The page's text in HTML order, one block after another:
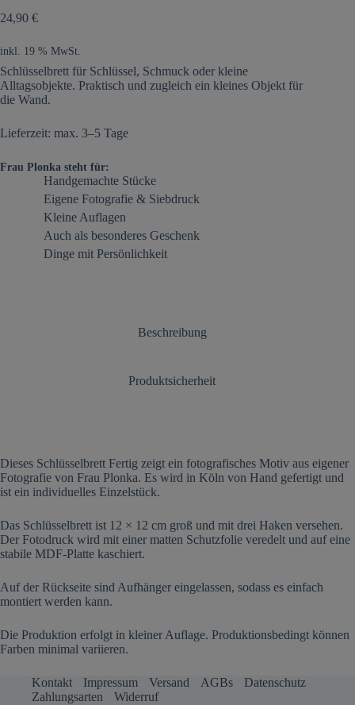
24,90 €
inkl. 19 % MwSt.
Schlüsselbrett für Schlüssel, Schmuck oder kleine
Alltagsobjekte. Praktisch und zugleich ein kleines Objekt für
die Wand.
Lieferzeit: max. 3–5 Tage
Frau Plonka steht für:
Handgemachte Stücke
Eigene Fotografie & Siebdruck
Kleine Auflagen
Auch als besonderes Geschenk
Dinge mit Persönlichkeit
Beschreibung
Produktsicherheit
Dieses Schlüsselbrett Fertig zeigt ein fotografisches Motiv aus eigener
Fotografie von Frau Plonka. Es wird in Köln von Hand gefertigt und
ist ein individuelles Einzelstück.
Das Schlüsselbrett ist 12 × 12 cm groß und mit drei Haken versehen.
Der Fotodruck wird mit einer matten Schutzfolie veredelt und auf eine
stabile MDF-Platte kaschiert.
Auf der Rückseite sind Aufhänger eingelassen, sodass es einfach
montiert werden kann.
Die Produktion erfolgt in kleiner Auflage. Produktionsbedingt können
Farben minimal variieren.
Kontakt Impressum Versand AGBs
Datenschutz
Zahlungsarten
Widerruf